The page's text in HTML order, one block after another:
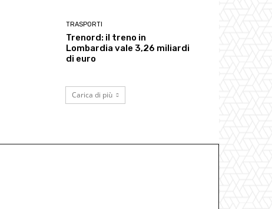
TRASPORTI
Trenord: il treno in
Lombardia vale 3,26 miliardi
di euro
Carica di più